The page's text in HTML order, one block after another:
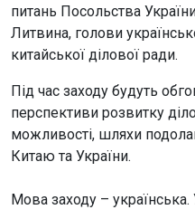
питань Посольства
Литвина, голови
китайської ділової ради.
Під час заходу будуть
перспективи розвитку
можливості, шляхи
Китаю та України.
Мова заходу – українська.